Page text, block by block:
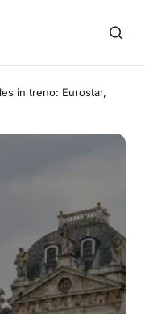
in treno: Eurostar,